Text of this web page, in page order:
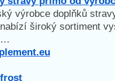
výrobce doplňků
široký sortiment
…